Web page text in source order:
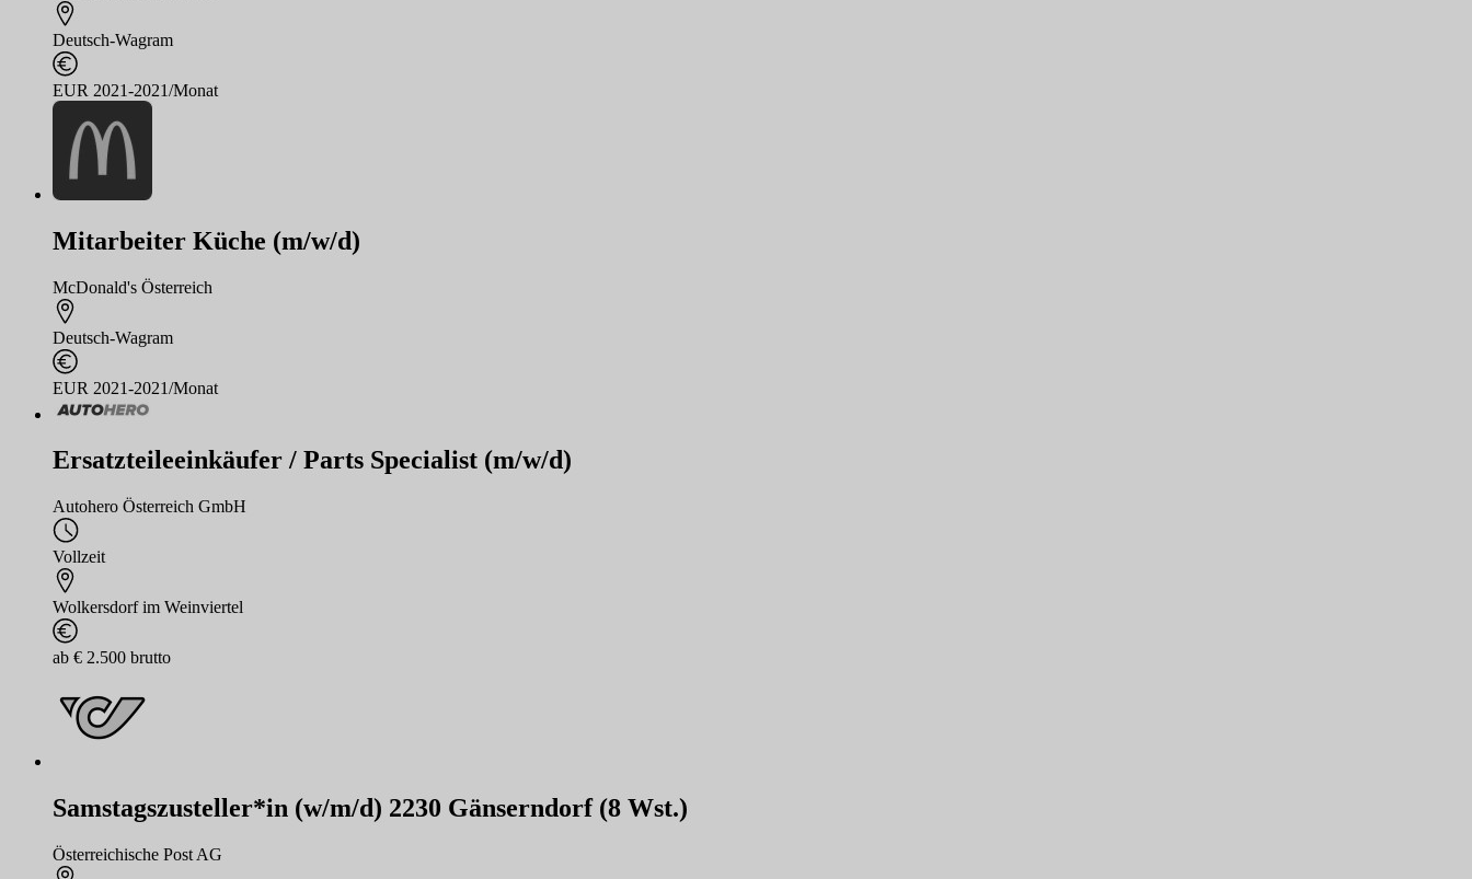
Deutsch-Wagram
EUR 2021-2021/Monat
Mitarbeiter Küche (m/w/d)
McDonald's Österreich
Deutsch-Wagram
EUR 2021-2021/Monat
Ersatzteileeinkäufer / Parts Specialist (m/w/d)
Autohero Österreich GmbH
Vollzeit
Wolkersdorf im Weinviertel
ab € 2.500 brutto
Samstagszusteller*in (w/m/d) 2230 Gänserndorf (8 Wst.)
Österreichische Post AG